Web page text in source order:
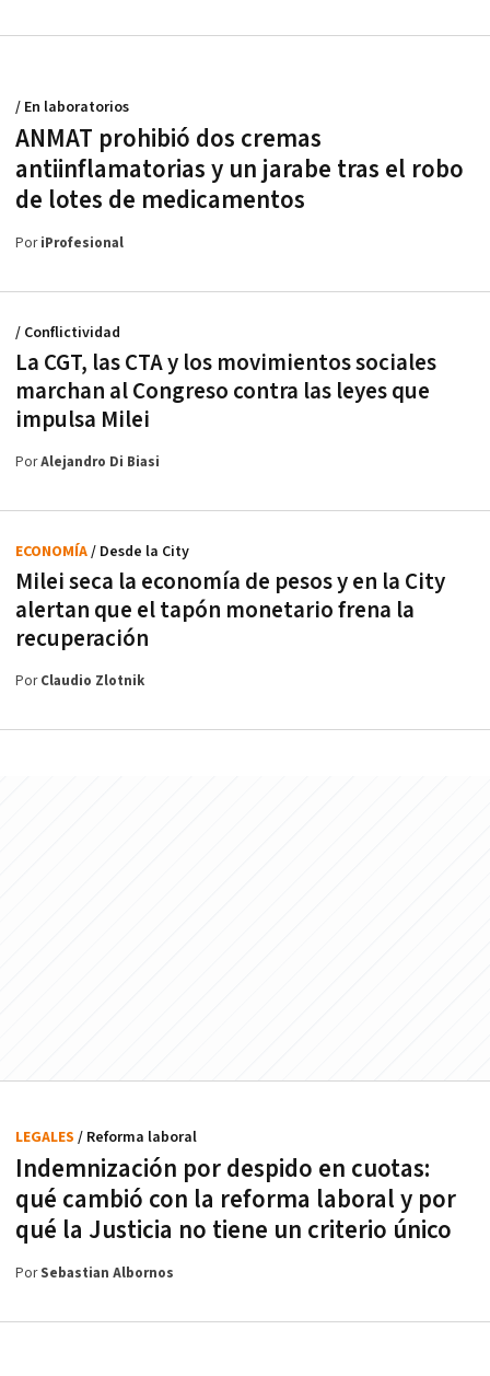
ANMAT prohibió dos cremas
antiinflamatorias y un jarabe tras el robo
de lotes de medicamentos
/ En laboratorios
PoriProfesional
La CGT, las CTA y los movimientos sociales
marchan al Congreso contra las leyes que
impulsa Milei
/ Conflictividad
PorAlejandro Di Biasi
Milei seca la economía de pesos y en la City
alertan que el tapón monetario frena la
recuperación
ECONOMÍA/ Desde la City
PorClaudio Zlotnik
Indemnización por despido en cuotas:
qué cambió con la reforma laboral y por
qué la Justicia no tiene un criterio único
LEGALES / Reforma laboral
PorSebastian Albornos